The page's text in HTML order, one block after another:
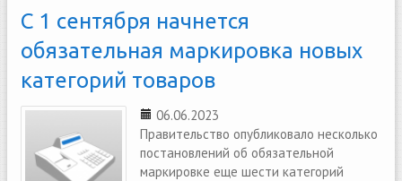
С 1 сентября начнется
обязательная маркировка новых
категорий товаров
06.06.2023
Правительство опубликовало несколько
постановлений об обязательной
маркировке еще шести категорий